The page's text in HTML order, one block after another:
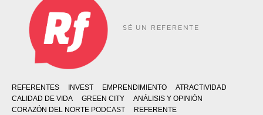
SÉ UN REFERENTE
REFERENTES INVEST EMPRENDIMIENTO
ATRACTIVIDAD
CALIDAD DE VIDA
GREEN CITY
ANÁLISIS Y OPINIÓN
CORAZÓN DEL NORTE PODCAST
REFERENTE